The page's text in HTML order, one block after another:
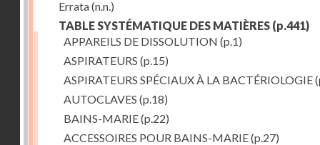
Errata(n.n.)
TABLE SYSTÉMATIQUE DES MATIÈRES (p.441)
APPAREILS DE DISSOLUTION (p.1)
ASPIRATEURS (p.15)
ASPIRATEURS SPÉCIAUX À LA BACTÉRIOLOGIE
AUTOCLAVES (p.18)
BAINS-MARIE(p.22)
ACCESSOIRES POUR BAINS-MARIE(p.27)